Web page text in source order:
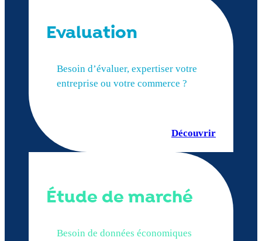
Evaluation
Besoin d’évaluer, expertiser votre
entreprise ou votre commerce ?
Découvrir
Étude de marché
Besoin de données économiques